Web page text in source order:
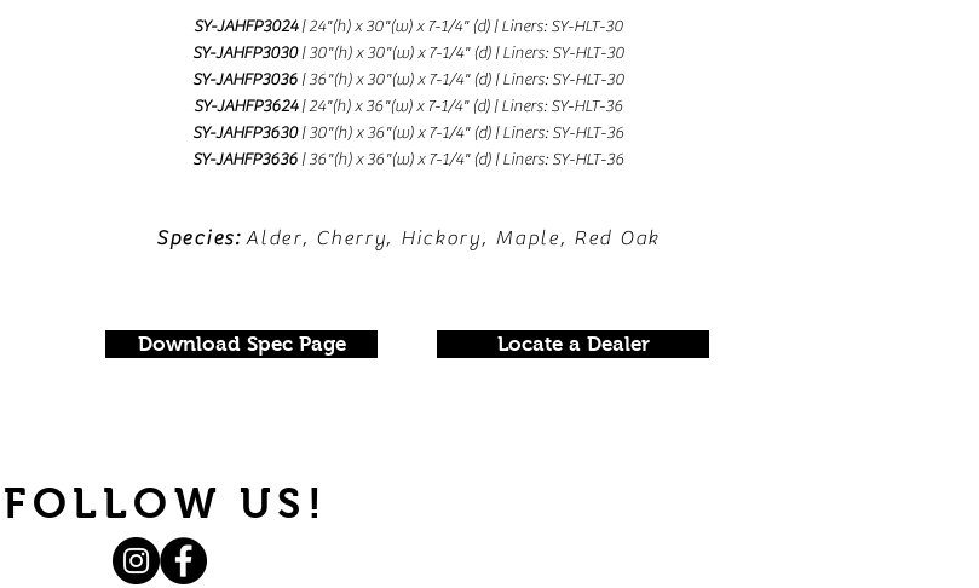
Download Spec Page Locate a Dealer
SY-JAHFP3024| 24"(h) x 30"(w) x 7-1/4" (d) | Liners: SY-HLT-30
SY-JAHFP3030| 30"(h) x 30"(w) x 7-1/4" (d) | Liners: SY-HLT-30
SY-JAHFP3036 | 36"(h) x 30"(w) x 7-1/4" (d) | Liners: SY-HLT-30
SY-JAHFP3624| 24"(h) x 36"(w) x 7-1/4" (d) | Liners: SY-HLT-36
SY-JAHFP3630| 30"(h) x 36"(w) x 7-1/4" (d) | Liners: SY-HLT-36
SY-JAHFP3636 | 36"(h) x 36"(w) x 7-1/4" (d) | Liners: SY-HLT-36
Species:Alder, Cherry, Hickory, Maple, Red Oak
FOLLOW US!